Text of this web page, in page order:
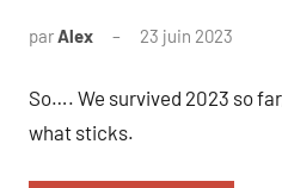
parAlex 23 juin 2023
So…. We survived 2023 so
what sticks.